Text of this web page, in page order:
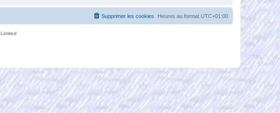
Heures au format UTC+01:00
Supprimer les cookies